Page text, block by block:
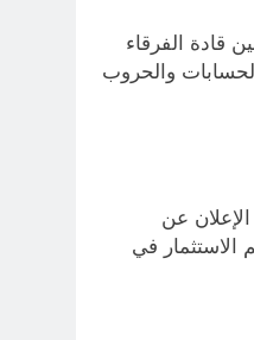
قادة الفرقاء
والحروب
عن
استثمارات سعودي – عراقي بحجم 3 مليارات دولار لدعم الاستثمار في